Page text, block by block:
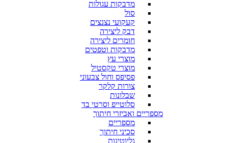
מדבקות עגולות
סול
קעקועי נצנצים
דבק ליצירה
חומרים ליצירה
מדבקות וטפטים
מוצרי עץ
מוצרי טקסטיל
פסיפס וחול צבעוני
צורות קלקר
שבלונות
סלוטייפ וסרטי בד
מספריים ואביזרי חיתוך
מספריים
סכיני חיתוך
גליוטינות